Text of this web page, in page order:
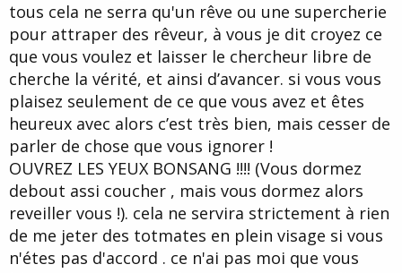
tous cela ne serra qu'un rêve ou une supercherie
pour attraper des rêveur, à vous je dit croyez ce
que vous voulez et laisser le chercheur libre de
cherche la vérité, et ainsi d’avancer. si vous vous
plaisez seulement de ce que vous avez et êtes
heureux avec alors c’est très bien, mais cesser de
parler de chose que vous ignorer !
OUVREZ LES YEUX BONSANG !!!! (Vous dormez
debout assi coucher , mais vous dormez alors
reveiller vous !). cela ne servira strictement à rien
de me jeter des totmates en plein visage si vous
n'étes pas d'accord . ce n'ai pas moi que vous